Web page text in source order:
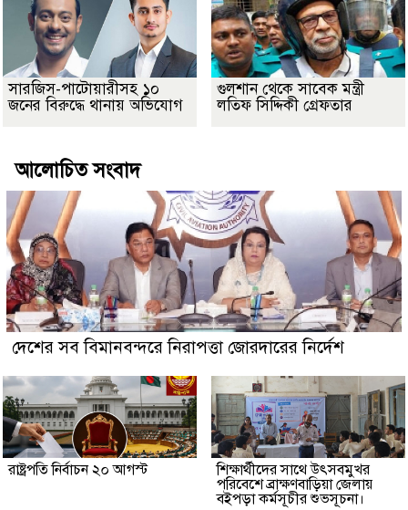
সারজিস-পাটোয়ারীসহ ১০
জনের বিরুদ্ধে থানায় অভিযোগ
গুলশান থেকে সাবেক মন্ত্রী
লতিফ সিদ্দিকী গ্রেফতার
আলোচিত সংবাদ
দেশের সব বিমানবন্দরে নিরাপত্তা জোরদারের নির্দেশ
রাষ্ট্রপতি নির্বাচন ২০ আগস্ট
শিক্ষার্থীদের সাথে উৎসবমুখর
পরিবেশে ব্রাক্ষণবাড়িয়া জেলায়
বইপড়া কর্মসূচীর শুভসূচনা।